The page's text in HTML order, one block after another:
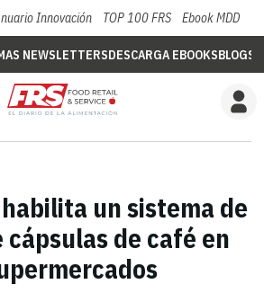
Innovación TOP 100 FRS Ebook MDD
NEWSLETTERSDESCARGA EBOOKSBLOGS
un sistema de
cápsulas de café en